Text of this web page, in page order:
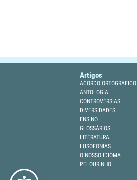
Artigos
ACORDO ORTOGRÁFICO
ANTOLOGIA
CONTROVÉRSIAS
DIVERSIDADES
ENSINO
GLOSSÁRIOS
LITERATURA
LUSOFONIAS
O NOSSO IDIOMA
PELOURINHO